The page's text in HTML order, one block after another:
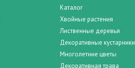
Каталог
Хвойные растения
Лиственные деревья
Декоративные кустарники
Многолетние цветы
Декоративная трава